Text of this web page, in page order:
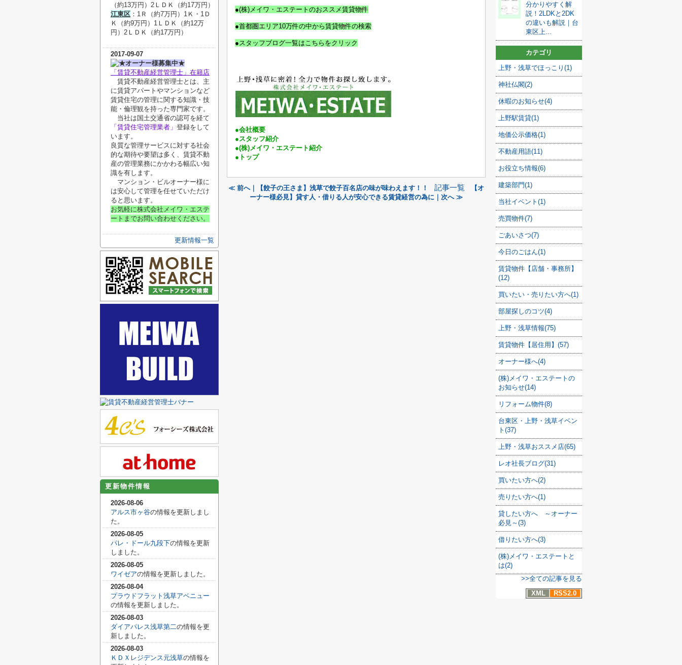
●(株)メイワ・エステートのおススメ賃貸物件
●首都圏エリア10万件の中から賃貸物件の検索
●スタッフブログ一覧はこちらをクリック
●会社概要
●スタッフ紹介
●(株)メイワ・エステート紹介
●トップ
≪ 前へ｜【餃子の王さま】浅草で餃子百名店の味が味わえます！！ 記事一覧
【オ
ーナー様必見】貸す人・借りる人が安心できる賃貸経営の為に｜次へ ≫
分かりやすく解
説！2LDKと2DK
の違いも解説｜台
東区上...
カテゴリ
上野・浅草でほっこり(1)
神社仏閣(2)
休暇のお知らせ(4)
上野駅賃貸(1)
地価公示価格(1)
不動産用語(11)
お役立ち情報(6)
建築部門(1)
当社イベント(1)
売買物件(7)
ごあいさつ(7)
今日のごはん(1)
賃貸物件【店舗・事務所】
(12)
買いたい・売りたい方へ(1)
部屋探しのコツ(4)
上野・浅草情報(75)
賃貸物件【居住用】(57)
オーナー様へ(4)
(株)メイワ・エステートの
お知らせ(14)
リフォーム物件(8)
台東区・上野・浅草イベン
ト(37)
上野・浅草おススメ店(65)
レオ社長ブログ(31)
買いたい方へ(2)
売りたい方へ(1)
貸したい方へ ～オーナー
必見～(3)
借りたい方へ(3)
(株)メイワ・エステートと
は(2)
>>全ての記事を見る
XML
RSS2.0
（約13万円）2ＬＤＫ（約17万円）
江東区 ：1Ｒ（約7万円）1Ｋ・ 1Ｄ
Ｋ
（約9万円）1ＬＤＫ（約12万
円）2ＬＤＫ（約17万円）
2017-09-07
★オーナー様募集中★
「賃貸不動産経営管理士」在籍店
賃貸不動産経営管理士とは、主
に賃貸アパートやマンションなど
賃貸住宅の管理に関する知識・技
能・倫理観を持った専門家です。
当社は国土交通省の認可を経て
「賃貸住宅管理業者」 登録をして
います。
良質な管理サービスに対する社会
的な期待や要望は多く、賃貸不動
産の管理業務にかかわる幅広い知
識を有します。
マンション・ビルオーナー様に
は安心して管理を任せていただけ
ると思います。
お気軽に株式会社メイワ・エステ
ートまでお問い合わせください。
更新情報一覧
更新物件情報
2026-08-06
アルス市ヶ谷の情報を更新しまし
た。
2026-08-05
パレ・ドール九段下の情報を更新
しました。
2026-08-05
ワイゼアの情報を更新しました。
2026-08-04
プラウドフラット浅草アベニュー
の情報を更新しました。
2026-08-03
ダイアパレス浅草第二の情報を更
新しました。
2026-08-03
ＫＤＸレジデンス元浅草の情報を